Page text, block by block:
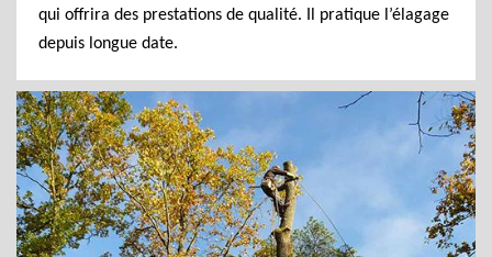
qui offrira des prestations de qualité. Il pratique l’élagage
depuis longue date.